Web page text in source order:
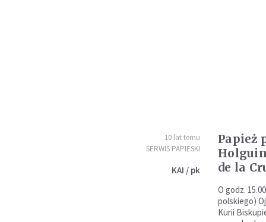
10 lat temu
SERWIS PAPIESKI
KAI / pk
Papież
de la
O godz.
polskiego)
Kurii